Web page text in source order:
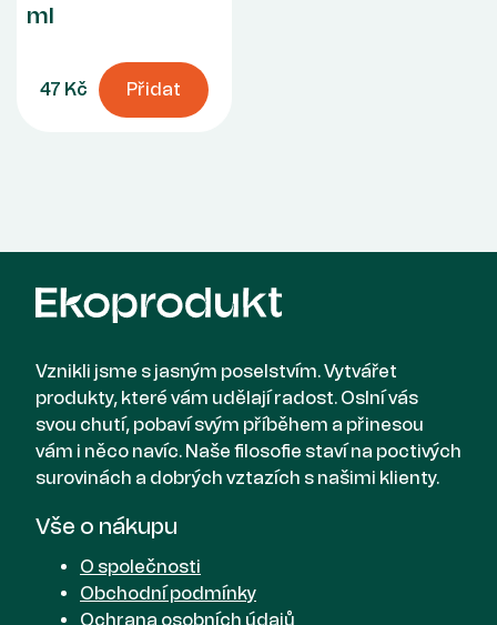
ml
47 Kč Přidat
Vznikli jsme s jasným poselstvím. Vytvářet
produkty, které vám udělají radost. Oslní vás
svou chutí, pobaví svým příběhem a přinesou
vám i něco navíc. Naše filosofie staví na poctivých
surovinách a dobrých vztazích s našimi klienty.
Vše o nákupu
O společnosti
Obchodní podmínky
Ochrana osobních údajů